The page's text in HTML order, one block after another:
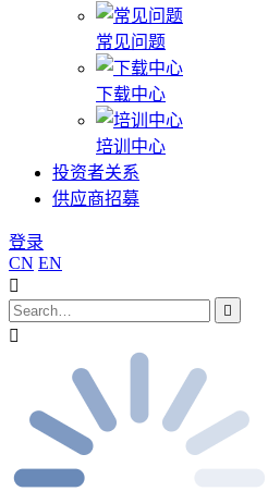
常见问题
下载中心
培训中心
投资者关系
供应商招募
登录
CN EN